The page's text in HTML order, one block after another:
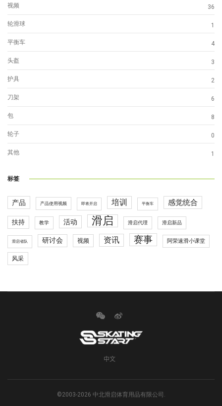
视频 36
轮滑球 1
平衡车 4
头盔 3
护具 2
刀架 6
包 8
轮子 0
其他 1
标签
产品 产品使用视频 即将开启 培训 平衡车 感觉统合
扶持 教学 活动 滑启 滑启代理 滑启新品
滑启省队 研讨会 视频 资讯 赛事 阿荣速滑小课堂
风采
中文
©2003-2026 中北滑启体育用品有限公司.